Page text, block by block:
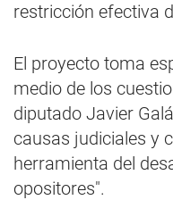
restricción efectiva
El proyecto toma
medio de los
diputado Javier
causas judiciales y
herramienta del
opositores".